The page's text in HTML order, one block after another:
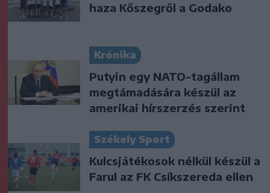
haza Kőszegről a Godako
Krónika
Putyin egy NATO-tagállam
megtámadására készül az
amerikai hírszerzés szerint
Székely Sport
Kulcsjátékosok nélkül készül a
Farul az FK Csíkszereda ellen